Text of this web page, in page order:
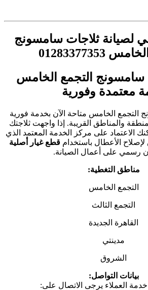
لصيانة ثلاجات سامسونج
01283377353
سامسونج التجمع الخامس
معتمدة وفورية
التجمع الخامس متاحة الآن بخدمة فورية
والمناطق القريبة. إذا واجهت ثلاجتك
الاعتماد على مركز الخدمة المعتمد الذي
لإصلاح الأعطال باستخدامقطع غيار أصلية
رسمي على أعمال الصيانة.
مناطق التغطية:
التجمع الخامس
التجمع الثالث
القاهرة الجديدة
مدينتي
الشروق
بيانات التواصل:
العملاء يرجى الاتصال على: